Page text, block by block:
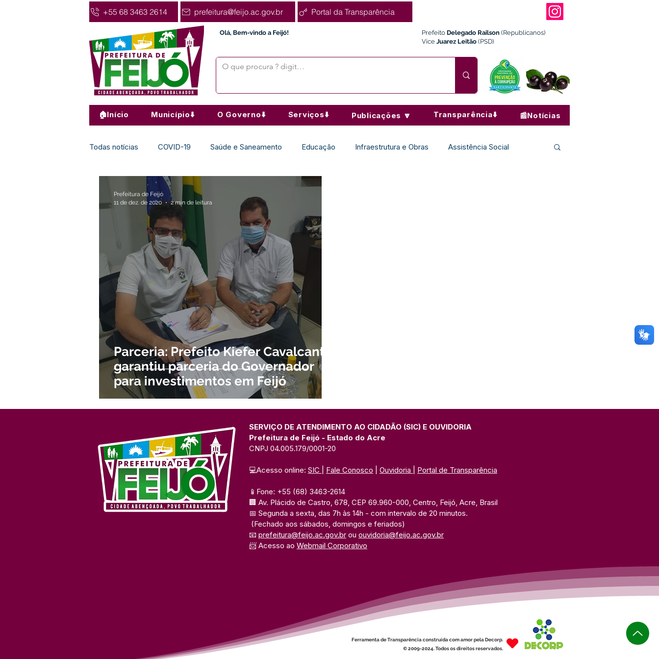
+55 68 3463 2614 prefeitura@feijo.ac.gov.br Portal da Transparência
Olá, Bem-vindo a Feijó! Prefeito Delegado Railson (Republicanos)
Vice Juarez Leitão (PSD)
🏠Início Município⬇️ O Governo⬇️ Serviços⬇️ Publicações 🔽 Transparência⬇️ 📰Notícias
Todas notícias COVID-19 Saúde e Saneamento Educação Infraestrutura e Obras Assistência Social
Nota de Pesar Desporto Cultura e Lazer
Meio Ambiente e Turismo Datas Comemorativas Campanhas
Convênios e Parcerias Dengue Informativo e Convite
Nota de Esclarecimento Comunidade Licitações
Ordem de Serviço Comunicação Esporte
Parceria: Prefeito Kiefer Cavalcante
garantiu parceria do Governador
para investimentos em Feijó
Prefeitura de Feijó
11 de dez. de 2020
2 min de leitura
SERVIÇO DE ATENDIMENTO AO CIDADÃO (SIC) E OUVIDORIA
Prefeitura de Feijó - Estado do Acre
CNPJ 04.005.179/0001-20
💻Acesso online: SIC Fale Conosco Ouvidoria Portal de Transparência
📱Fone: +55 (68) 3463-2614
🏢 Av. Plácido de Castro, 678, CEP 69.960-000, Centro, Feijó, Acre, Brasil
📅 Segunda a sexta, das 7h às 14h - com intervalo de 20 minutos.
(Fechado aos sábados, domingos e feriados)
📧 prefeitura@feijo.ac.gov.br ou ouvidoria@feijo.ac.gov.br
📨 Acesso ao Webmail Corporativo
Ferramenta de Transparência construída com amor pela Decorp.
© 2009-2024. Todos os direitos reservados.